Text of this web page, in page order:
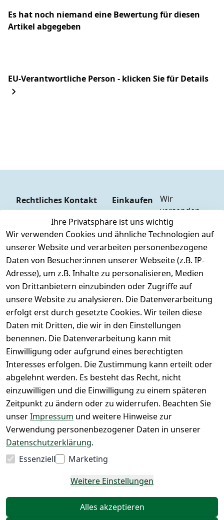
Es hat noch niemand eine Bewertung für diesen
Artikel abgegeben
EU-Verantwortliche Person - klicken Sie für Details
Ihre Privatsphäre ist uns wichtig
Wir verwenden Cookies und ähnliche Technologien auf
unserer Website und verarbeiten personenbezogene
Daten von Besucher:innen unserer Webseite (z.B. IP-
Adresse), um z.B. Inhalte zu personalisieren, Medien
von Drittanbietern einzubinden oder Zugriffe auf
unsere Website zu analysieren. Die Datenverarbeitung
erfolgt erst durch gesetzte Cookies. Wir teilen diese
Daten mit Dritten, die wir in den Einstellungen
benennen. Die Datenverarbeitung kann mit
Einwilligung oder aufgrund eines berechtigten
Interesses erfolgen. Die Zustimmung kann erteilt oder
abgelehnt werden. Es besteht das Recht, nicht
einzuwilligen und die Einwilligung zu einem späteren
Zeitpunkt zu ändern oder zu widerrufen. Beachten Sie
unserImpressum und weitere Hinweise zur
Verwendung personenbezogener Daten in unserer
Datenschutzerklärung.
Essenziell
Marketing
Weitere Einstellungen
Alles akzeptieren
Rechtliches
Impressum
Datenschutze
rklärung
Widerrufsrec
ht
Kontakt
Registrieren
Einkaufen
arten
Versandk
osten
Hilfe
Batteriee
ntsorgun
g
Märklin
Insider
Club
Unser
Ladenges
Newslett
eranmeld
ung
Wir
versenden
mit
DHL
Zahlen Sie
bequem per
Vorkasse
Barzahlu
ng bei
Abholung
PayPal /
Kreditkar
te
Vertrag